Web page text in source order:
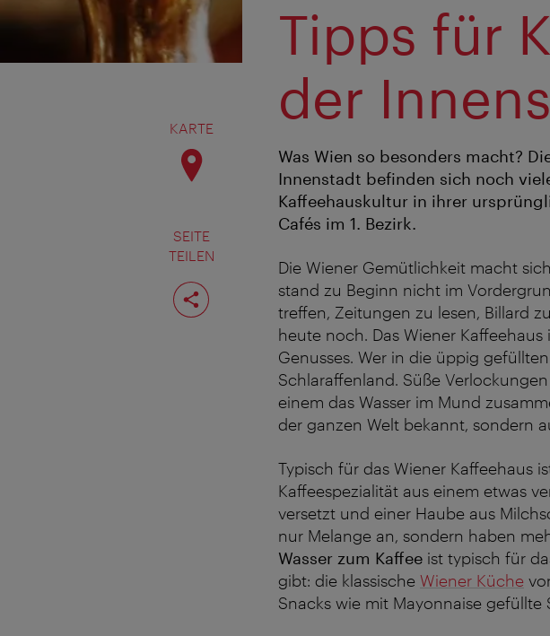
KARTE
SEITE
TEILEN
Seite
teilen
Tipps für
der
Was Wien so besonders macht?
Innenstadt befinden sich noch
Kaffeehauskultur in ihrer
Cafés im 1. Bezirk.
Die Wiener Gemütlichkeit macht
stand zu Beginn nicht im
treffen, Zeitungen zu lesen, Billard
heute noch. Das Wiener
Genusses. Wer in die üppig gefüllten
Schlaraffenland. Süße
einem das Wasser im Mund
der ganzen Welt bekannt, sondern
Typisch für das Wiener Kaffeehaus
Kaffeespezialität aus einem etwas
versetzt und einer Haube aus
nur Melange an, sondern haben
Wasser zum Kaffee ist typisch für
gibt: die klassische Wiener Küche
Snacks wie mit Mayonnaise gefüllte